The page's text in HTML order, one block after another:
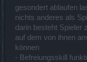
gesondert ablaufen
nichts anderes als
darin besteht Spieler
auf dem von ihnen
können
- Befreiungsskill